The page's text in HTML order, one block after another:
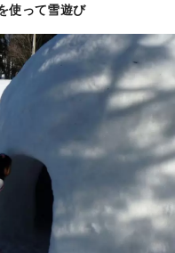
使って雪遊び